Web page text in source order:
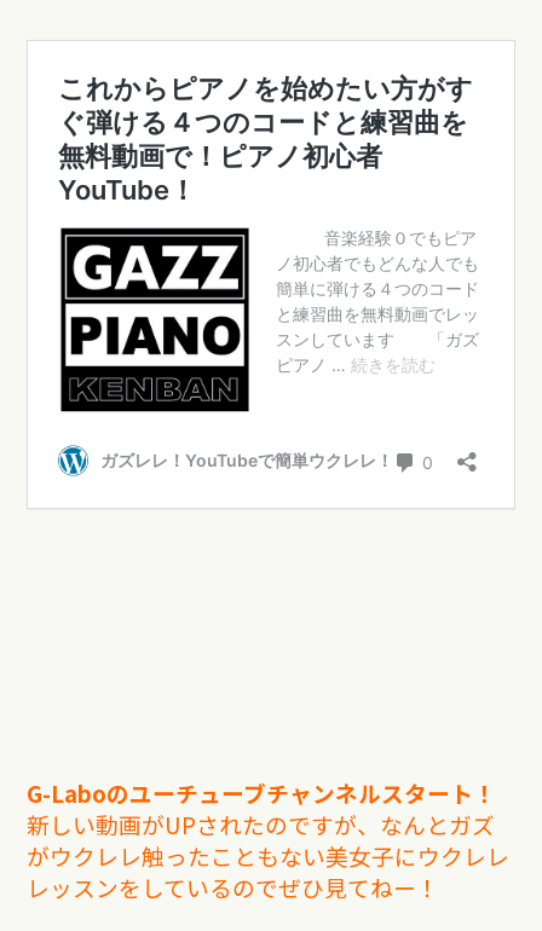
G-Laboのユーチューブチャンネルスタート！
新しい動画がUPされたのですが、なんとガズ
がウクレレ触ったこともない美女子にウクレレ
レッスンをしているのでぜひ見てねー！